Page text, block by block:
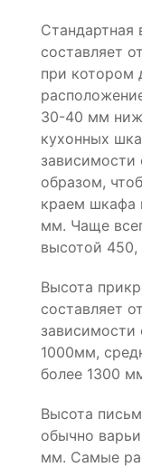
Стандартная
составляет
при котором
30-40 мм
кухонных
зависимости
образом,
краем шкафа
мм. Чаще
высотой
Высота
составляет
зависимости
1000мм,
более 1300
Высота
обычно
мм. Самые